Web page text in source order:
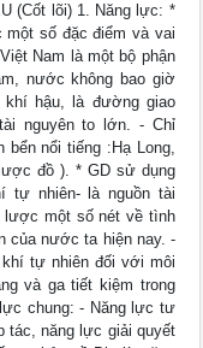
(Cốt lõi) 1. Năng lực: *
số đặc điểm và vai
Nam là một bộ phận
nước không bao giờ
khí hậu, là đường giao
nguyên to lớn. - Chỉ
nổi tiếng :Hạ Long,
đồ ). * GD sử dụng
tự nhiên- là nguồn tài
một số nét về tình
của nước ta hiện nay. -
tự nhiên đối với môi
và ga tiết kiệm trong
chung: - Năng lực tư
tác, năng lực giải quyết